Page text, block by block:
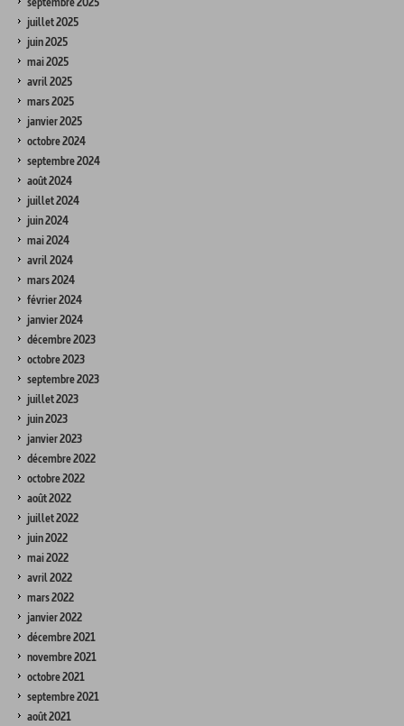
juillet 2025
juin 2025
mai 2025
avril 2025
mars 2025
janvier 2025
octobre 2024
septembre 2024
août 2024
juillet 2024
juin 2024
mai 2024
avril 2024
mars 2024
février 2024
janvier 2024
décembre 2023
octobre 2023
septembre 2023
juillet 2023
juin 2023
janvier 2023
décembre 2022
octobre 2022
août 2022
juillet 2022
juin 2022
mai 2022
avril 2022
mars 2022
janvier 2022
décembre 2021
novembre 2021
octobre 2021
septembre 2021
août 2021